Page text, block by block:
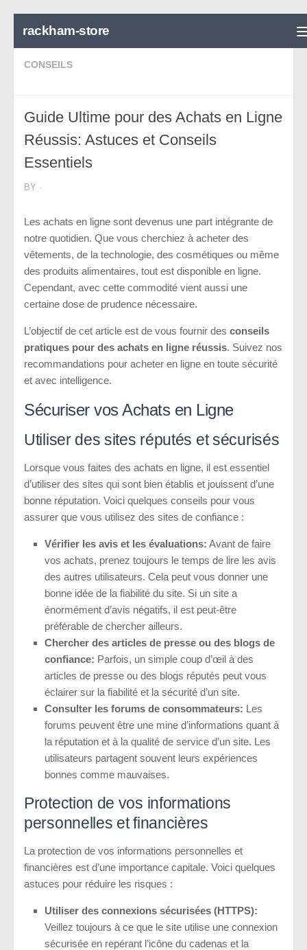
rackham-store
CONSEILS
Guide Ultime pour des Achats en Ligne
Réussis: Astuces et Conseils
Essentiels
BY ·
Les achats en ligne sont devenus une part intégrante de
notre quotidien. Que vous cherchiez à acheter des
vêtements, de la technologie, des cosmétiques ou même
des produits alimentaires, tout est disponible en ligne.
Cependant, avec cette commodité vient aussi une
certaine dose de prudence nécessaire.
L’objectif de cet article est de vous fournir des conseils
pratiques pour des achats en ligne réussis. Suivez nos
recommandations pour acheter en ligne en toute sécurité
et avec intelligence.
Sécuriser vos Achats en Ligne
Utiliser des sites réputés et sécurisés
Lorsque vous faites des achats en ligne, il est essentiel
d’utiliser des sites qui sont bien établis et jouissent d’une
bonne réputation. Voici quelques conseils pour vous
assurer que vous utilisez des sites de confiance :
Vérifier les avis et les évaluations: Avant de faire
vos achats, prenez toujours le temps de lire les avis
des autres utilisateurs. Cela peut vous donner une
bonne idée de la fiabilité du site. Si un site a
énormément d’avis négatifs, il est peut-être
préférable de chercher ailleurs.
Chercher des articles de presse ou des blogs de
confiance: Parfois, un simple coup d’œil à des
articles de presse ou des blogs réputés peut vous
éclairer sur la fiabilité et la sécurité d’un site.
Consulter les forums de consommateurs: Les
forums peuvent être une mine d’informations quant à
la réputation et à la qualité de service d’un site. Les
utilisateurs partagent souvent leurs expériences
bonnes comme mauvaises.
Protection de vos informations
personnelles et financières
La protection de vos informations personnelles et
financières est d’une importance capitale. Voici quelques
astuces pour réduire les risques :
Utiliser des connexions sécurisées (HTTPS):
Veillez toujours à ce que le site utilise une connexion
sécurisée en repérant l’icône du cadenas et la